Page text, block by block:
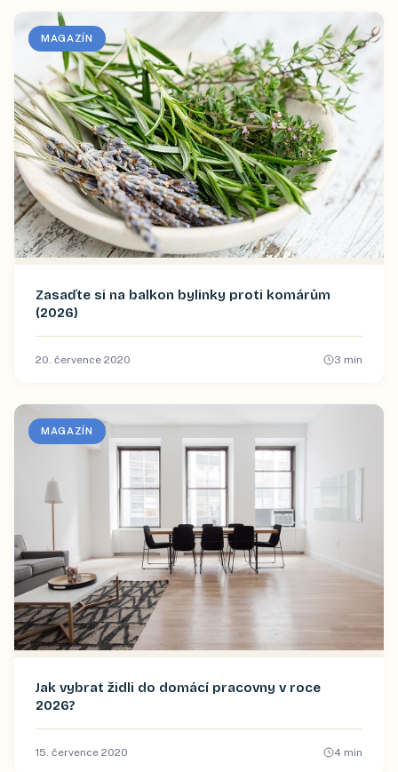
MAGAZÍN
Zasaďte si na balkon bylinky proti komárům
(2026)
20. července 2020 3 min
MAGAZÍN
Jak vybrat židli do domácí pracovny v roce
2026?
15. července 2020 4 min